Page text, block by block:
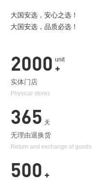
大国安选，安心之选！
大国安选，品质必选！
2000 unit
+
实体门店
Physical stores
365 天
无理由退换货
Return and exchange of goods
500 +